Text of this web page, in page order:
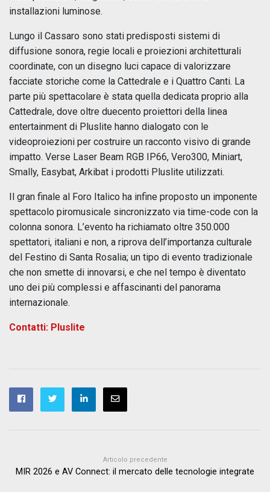
installazioni luminose.
Lungo il Cassaro sono stati predisposti sistemi di
diffusione sonora, regie locali e proiezioni architetturali
coordinate, con un disegno luci capace di valorizzare
facciate storiche come la Cattedrale e i Quattro Canti. La
parte più spettacolare è stata quella dedicata proprio alla
Cattedrale, dove oltre duecento proiettori della linea
entertainment di Pluslite hanno dialogato con le
videoproiezioni per costruire un racconto visivo di grande
impatto. Verse Laser Beam RGB IP66, Vero300, Miniart,
Smally, Easybat, Arkibat i prodotti Pluslite utilizzati.
Il gran finale al Foro Italico ha infine proposto un imponente
spettacolo piromusicale sincronizzato via time-code con la
colonna sonora. L’evento ha richiamato oltre 350.000
spettatori, italiani e non, a riprova dell’importanza culturale
del Festino di Santa Rosalia; un tipo di evento tradizionale
che non smette di innovarsi, e che nel tempo è diventato
uno dei più complessi e affascinanti del panorama
internazionale.
Contatti: Pluslite
Articolo precedente
MIR 2026 e AV Connect: il mercato delle tecnologie integrate